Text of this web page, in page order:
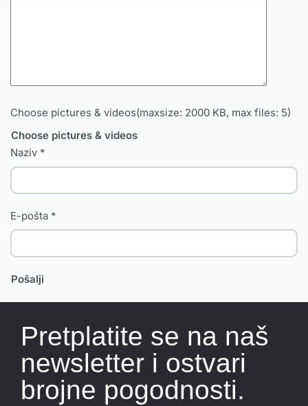
Choose pictures & videos(maxsize: 2000 KB, max files: 5)
Choose pictures & videos
Naziv *
E-pošta *
Pretplatite se na naš
newsletter i ostvari
brojne pogodnosti.